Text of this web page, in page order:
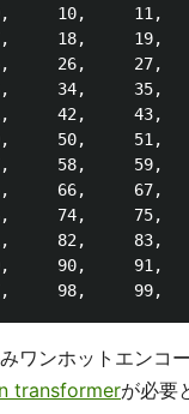
10,     11,
18,     19,
26,     27,
34,     35,
42,     43,
50,     51,
58,     59,
66,     67,
74,     75,
82,     83,
90,     91,
ワンホットエンコ
transformerが必要